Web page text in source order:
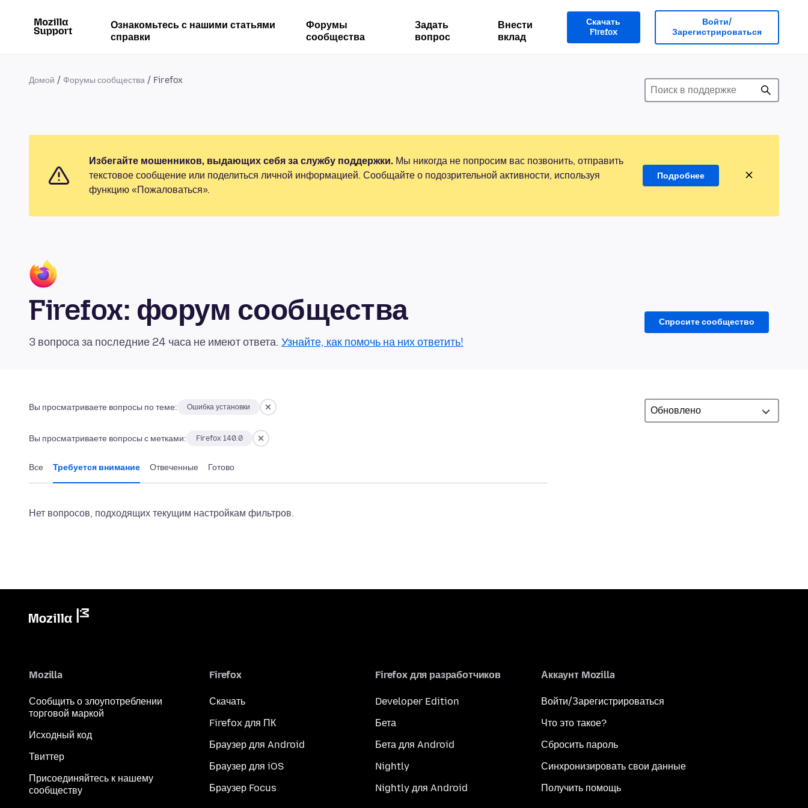
Ознакомьтесь с нашими статьями
справки
Форумы
сообщества
Задать
вопрос
Внести
вклад
Скачать
Firefox
Войти/
Зарегистрироваться
Домой Форумы сообщества Firefox
Избегайте мошенников, выдающих себя за службу поддержки. Мы никогда не попросим вас позвонить, отправить
текстовое сообщение или поделиться личной информацией. Сообщайте о подозрительной активности, используя
функцию «Пожаловаться».
Подробнее
Firefox: форум сообщества
3 вопроса за последние 24 часа не имеют ответа. Узнайте, как помочь на них ответить!
Спросите сообщество
Вы просматриваете вопросы по теме: Ошибка установки
Вы просматриваете вопросы с метками: Firefox 140.0
Все Требуется внимание Отвеченные Готово
Нет вопросов, подходящих текущим настройкам фильтров.
Mozilla
Сообщить о злоупотреблении
торговой маркой
Исходный код
Твиттер
Присоединяйтесь к нашему
сообществу
Firefox
Скачать
Firefox для ПК
Браузер для Android
Браузер для iOS
Браузер Focus
Firefox для разработчиков
Developer Edition
Бета
Бета для Android
Nightly
Nightly для Android
Аккаунт Mozilla
Войти/Зарегистрироваться
Что это такое?
Сбросить пароль
Синхронизировать свои данные
Получить помощь